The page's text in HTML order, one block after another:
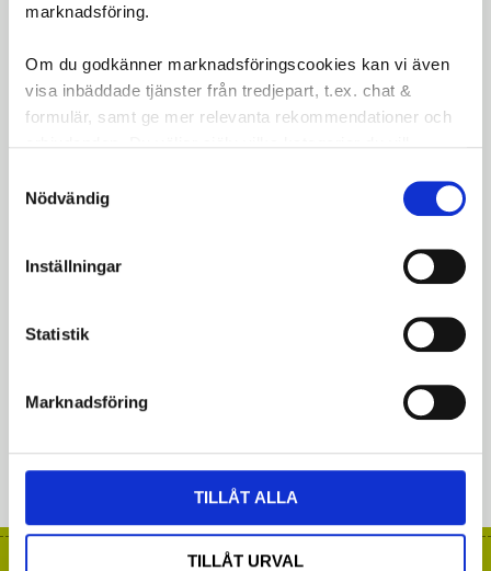
marknadsföring.
Om du godkänner marknadsföringscookies kan vi även
visa inbäddade tjänster från tredjepart, t.ex. chat &
formulär, samt ge mer relevanta rekommendationer och
Nödvändig
Inställningar
Statistik
Marknadsföring
TILLÅT ALLA
TILLÅT URVAL
Dina personuppgifter behandlas i enlighet med vår
KONTAKT
Öppettider: Vardagar 10.00 - 18.00
Ångra köp